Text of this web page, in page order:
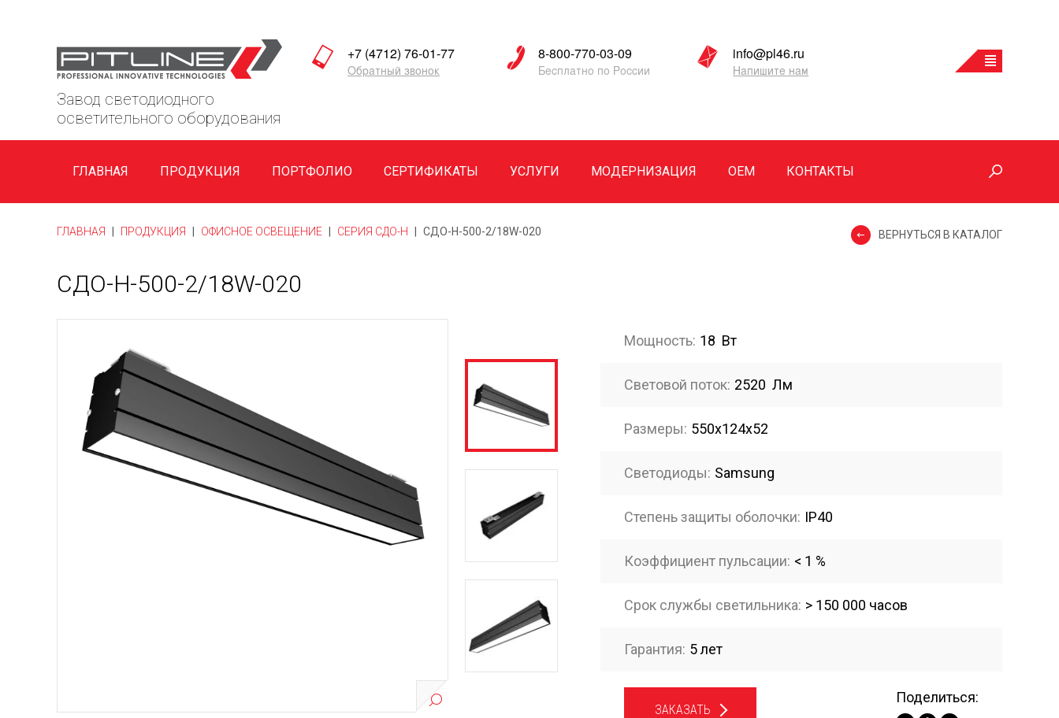
Завод светодиодного
осветительного оборудования
+7 (4712) 76-01-77
Обратный звонок
8-800-770-03-09
Бесплатно по России
info@pl46.ru
Напишите нам
ГЛАВНАЯ ПРОДУКЦИЯ ПОРТФОЛИО СЕРТИФИКАТЫ УСЛУГИ МОДЕРНИЗАЦИЯ OEM КОНТАКТЫ
ГЛАВНАЯ ПРОДУКЦИЯ ОФИСНОЕ ОСВЕЩЕНИЕ СЕРИЯ СДО-Н СДО-Н-500-2/18W-020 ВЕРНУТЬСЯ В КАТАЛОГ
СДО-Н-500-2/18W-020
Мощность: 18 Вт
Световой поток: 2520 Лм
Размеры: 550х124х52
Светодиоды: Samsung
Степень защиты оболочки: IP40
Коэффициент пульсации: < 1 %
Срок службы светильника: > 150 000 часов
Гарантия: 5 лет
ЗАКАЗАТЬ
Поделиться: